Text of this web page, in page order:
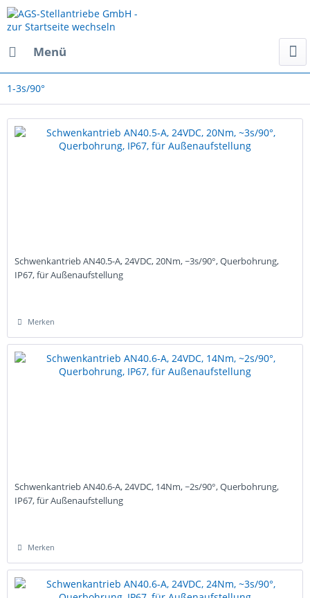
Menü
1-3s/90°
Schwenkantrieb AN40.5-A, 24VDC, 20Nm, ~3s/90°, Querbohrung,
IP67, für Außenaufstellung
Merken
Schwenkantrieb AN40.6-A, 24VDC, 14Nm, ~2s/90°, Querbohrung,
IP67, für Außenaufstellung
Merken